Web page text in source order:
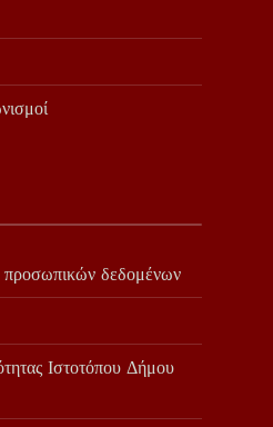
προσωπικών δεδομένων
Ιστοτόπου Δήμου